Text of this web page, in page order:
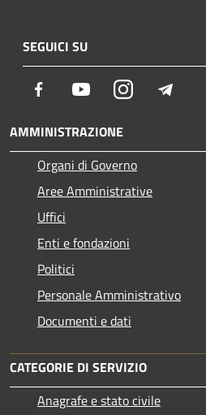
SEGUICI SU
Facebook YoutubeInstagram
AMMINISTRAZIONE
Organi di Governo
Aree Amministrative
Uffici
Enti e fondazioni
Politici
Personale Amministrativo
Documenti e dati
CATEGORIE DI SERVIZIO
Anagrafe e stato civile